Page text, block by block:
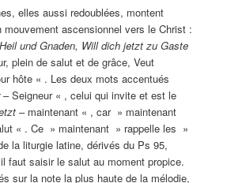
elles aussi redoublées, montent
mouvement ascensionnel vers le Christ :
und Gnaden, Will dich jetzt zu Gaste
plein de salut et de grâce, Veut
hôte « . Les deux mots accentués
– Seigneur « , celui qui invite et est le
– maintenant « , car » maintenant
« . Ce » maintenant » rappelle les »
la liturgie latine, dérivés du Ps 95,
faut saisir le salut au moment propice.
sur la note la plus haute de la mélodie,